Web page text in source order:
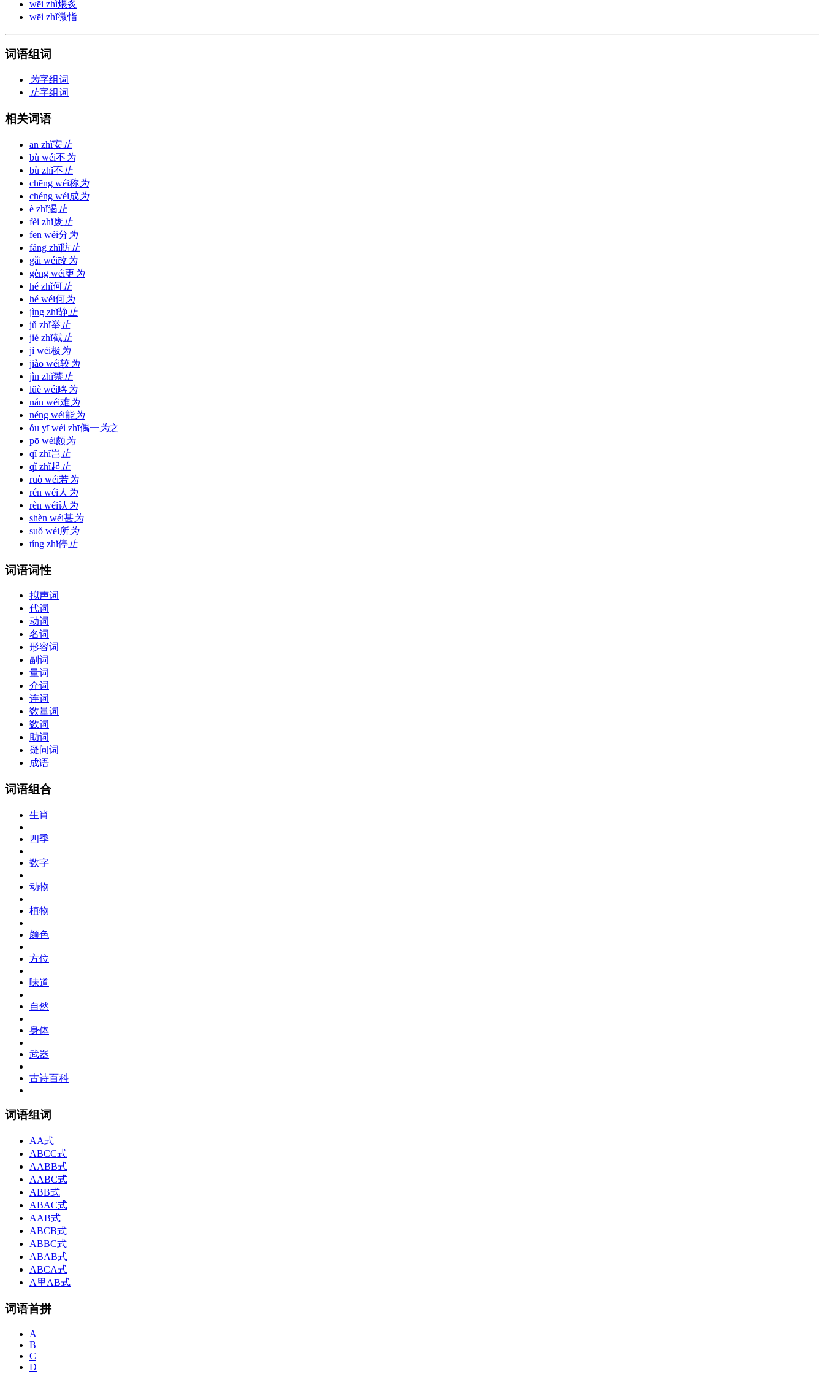
wēi zhì煨炙
wēi zhǐ微恉
词语组词
为字组词
止字组词
相关词语
ān zhǐ安止
bù wéi不 为
bù zhǐ不 止
chēng wéi称为
chéng wéi成为
è zhǐ遏 止
fèi zhǐ废 止
fēn wéi分 为
fáng zhǐ防止
gǎi wéi改 为
gèng wéi更 为
hé zhǐ何止
hé wéi何为
jìng zhǐ静止
jǔ zhǐ举止
jié zhǐ截止
jí wéi极 为
jiào wéi较为
jìn zhǐ禁 止
lüè wéi略 为
nán wéi难为
néng wéi能为
ǒu yī wéi zhī偶一 为之
pō wéi颇为
qǐ zhǐ岂 止
qǐ zhǐ起 止
ruò wéi若为
rén wéi 人 为
rèn wéi认 为
shèn wéi甚为
suǒ wéi所为
tíng zhǐ停止
词语词性
拟声词
代词
动词
名词
形容词
副词
量词
介词
连词
数量词
数词
助词
疑问词
成语
词语组合
生肖
四季
数字
动物
植物
颜色
方位
味道
自然
身体
武器
古诗百科
词语组词
AA式
ABCC式
AABB式
AABC式
ABB式
ABAC式
AAB式
ABCB式
ABBC式
ABAB式
ABCA式
A里AB式
词语首拼
A
B
C
D